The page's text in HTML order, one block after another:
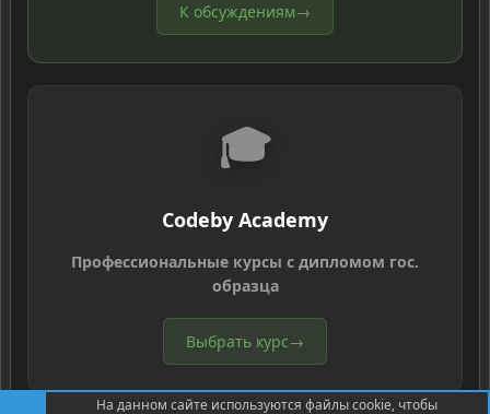
К обсуждениям→
🎓
Codeby Academy
Профессиональные курсы с дипломом гос.
образца
Выбрать курс→
На данном сайте используются файлы cookie, чтобы